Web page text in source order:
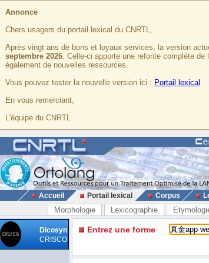
Annonce
Chers usagers du portail lexical du CNRTL,
Après vingt ans de bons et loyaux services, la version
septembre 2026. Celle-ci apporte une refonte complète
également de nouvelles ressources.
Vous pouvez tester la nouvelle version ici : Portail lexical
En vous remerciant,
L'équipe du CNRTL
Accueil Portail lexical Corpus
Morphologie Lexicographie
Dicosyn
CRISCO
Entrez une forme